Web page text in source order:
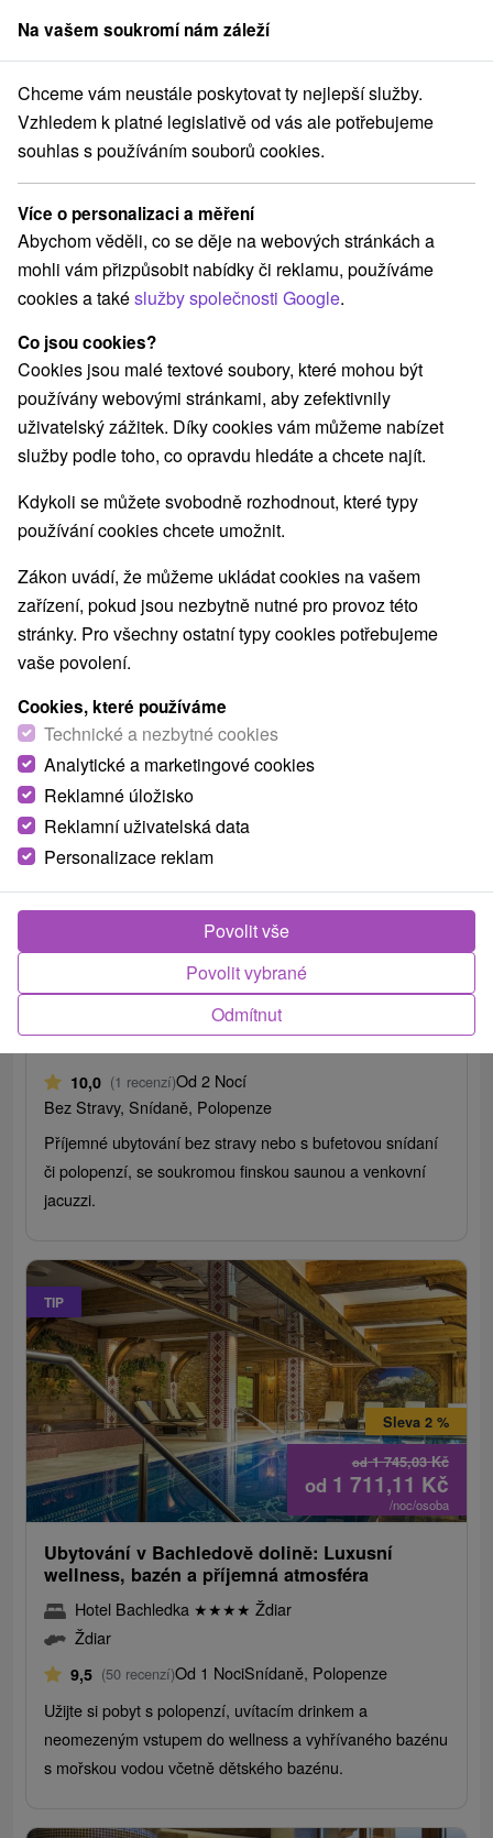
člen skupinySorger
Rodinné pobyty Východné Slovensko Prešovský kraj
Rodinné pobyty Ždiar
Kategorie
Všechny kategorie
Pobyty v akci(3)
Wellness pobyty(5) Víkendové pobyty(5)
Romantické pobyty
Rodinné pobyty(5)
Vyberte lokalitu nebo termín
Nejprodávanější
VŠECHNY TOP - NEJPRODÁVANĚJŠÍ NEJLEVNĚJŠÍ
od1 340,70Kč
/noc/osoba
Chaletový relax s výhledem na Belianské štíty
v tiché lokalitě obce Ždiar
Mountain resort Chalets Ždiar
10,0 (1 recenzí)Od 2 Nocí
Bez Stravy, Snídaně, Polopenze
Příjemné ubytování bez stravy nebo s bufetovou snídaní
či polopenzí, se soukromou finskou saunou a venkovní
jacuzzi.
TIP
od1 745,03Kč
Sleva 2 %
od 1 711,11 Kč
/noc/osoba
Ubytování v Bachledově dolině: Luxusní
wellness, bazén a příjemná atmosféra
Hotel Bachledka ★★★★ Ždiar
Ždiar
9,5 (50 recenzí)Od 1 NociSnídaně, Polopenze
Užijte si pobyt s polopenzí, uvítacím drinkem a
neomezeným vstupem do wellness a vyhřívaného bazénu
s mořskou vodou včetně dětského bazénu.
Na vašem soukromí nám záleží
Chceme vám neustále poskytovat ty nejlepší služby.
Vzhledem k platné legislativě od vás ale potřebujeme
souhlas s používáním souborů cookies.
Více o personalizaci a měření
Abychom věděli, co se děje na webových stránkách a
mohli vám přizpůsobit nabídky či reklamu, používáme
cookies a takéslužby společnosti Google.
Co jsou cookies?
Cookies jsou malé textové soubory, které mohou být
používány webovými stránkami, aby zefektivnily
uživatelský zážitek. Díky cookies vám můžeme nabízet
služby podle toho, co opravdu hledáte a chcete najít.
Kdykoli se můžete svobodně rozhodnout, které typy
používání cookies chcete umožnit.
Zákon uvádí, že můžeme ukládat cookies na vašem
zařízení, pokud jsou nezbytně nutné pro provoz této
stránky. Pro všechny ostatní typy cookies potřebujeme
vaše povolení.
Cookies, které používáme
Technické a nezbytné cookies
Analytické a marketingové cookies
Reklamné úložisko
Reklamní uživatelská data
Personalizace reklam
Odmítnut
Povolit vybrané
Povolit vše